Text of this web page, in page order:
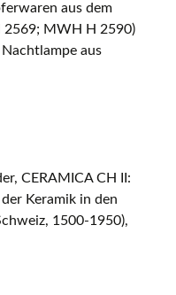
aus dem
2569; MWH H 2590)
aus
CERAMICA CH II:
Keramik in den
1500-1950),